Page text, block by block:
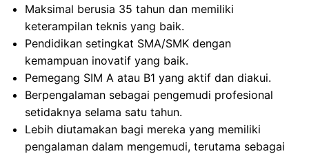
Maksimal berusia 35 tahun dan memiliki
keterampilan teknis yang baik.
Pendidikan setingkat SMA/SMK dengan
kemampuan inovatif yang baik.
Pemegang SIM A atau B1 yang aktif dan diakui.
Berpengalaman sebagai pengemudi profesional
setidaknya selama satu tahun.
Lebih diutamakan bagi mereka yang memiliki
pengalaman dalam mengemudi, terutama sebagai